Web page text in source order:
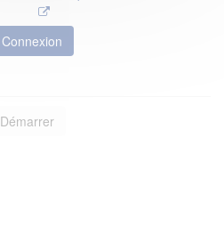
Connexion
Démarrer